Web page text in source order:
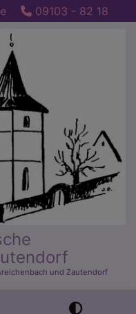
09103 - 82 18
und Zautendorf